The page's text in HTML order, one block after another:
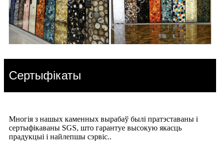
Сертыфікаты
Многія з нашых каменных вырабаў былі пратэставаны і
сертыфікаваны SGS, што гарантуе высокую якасць
прадукцыі і найлепшы сэрвіс..